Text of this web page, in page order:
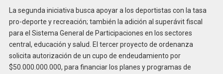
La segunda iniciativa busca apoyar a los deportistas con la tasa
pro-deporte y recreación; también la adición al superávit fiscal
para el Sistema General de Participaciones en los sectores
central, educación y salud. El tercer proyecto de ordenanza
solicita autorización de un cupo de endeudamiento por
$50.000.000.000, para financiar los planes y programas de